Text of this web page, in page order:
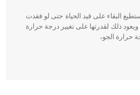
البقاء على قيد الحياة حتى لو فقدت
ذلك لقدرتها على تغيير درجة حرارة
حرارة الجو،